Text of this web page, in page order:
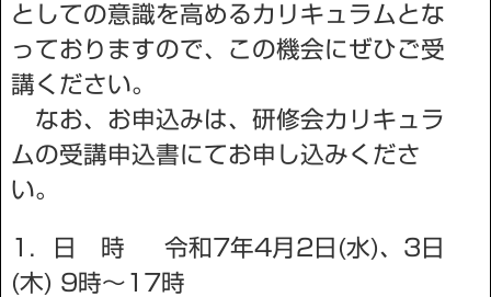
としての意識を高めるカリキュラムとな
っておりますので、この機会にぜひご受
講ください。
なお、お申込みは、研修会カリキュラ
ムの受講申込書にてお申し込みくださ
い。
1．日 時 令和7年4月2日(水)、3日
(木) 9時～17時